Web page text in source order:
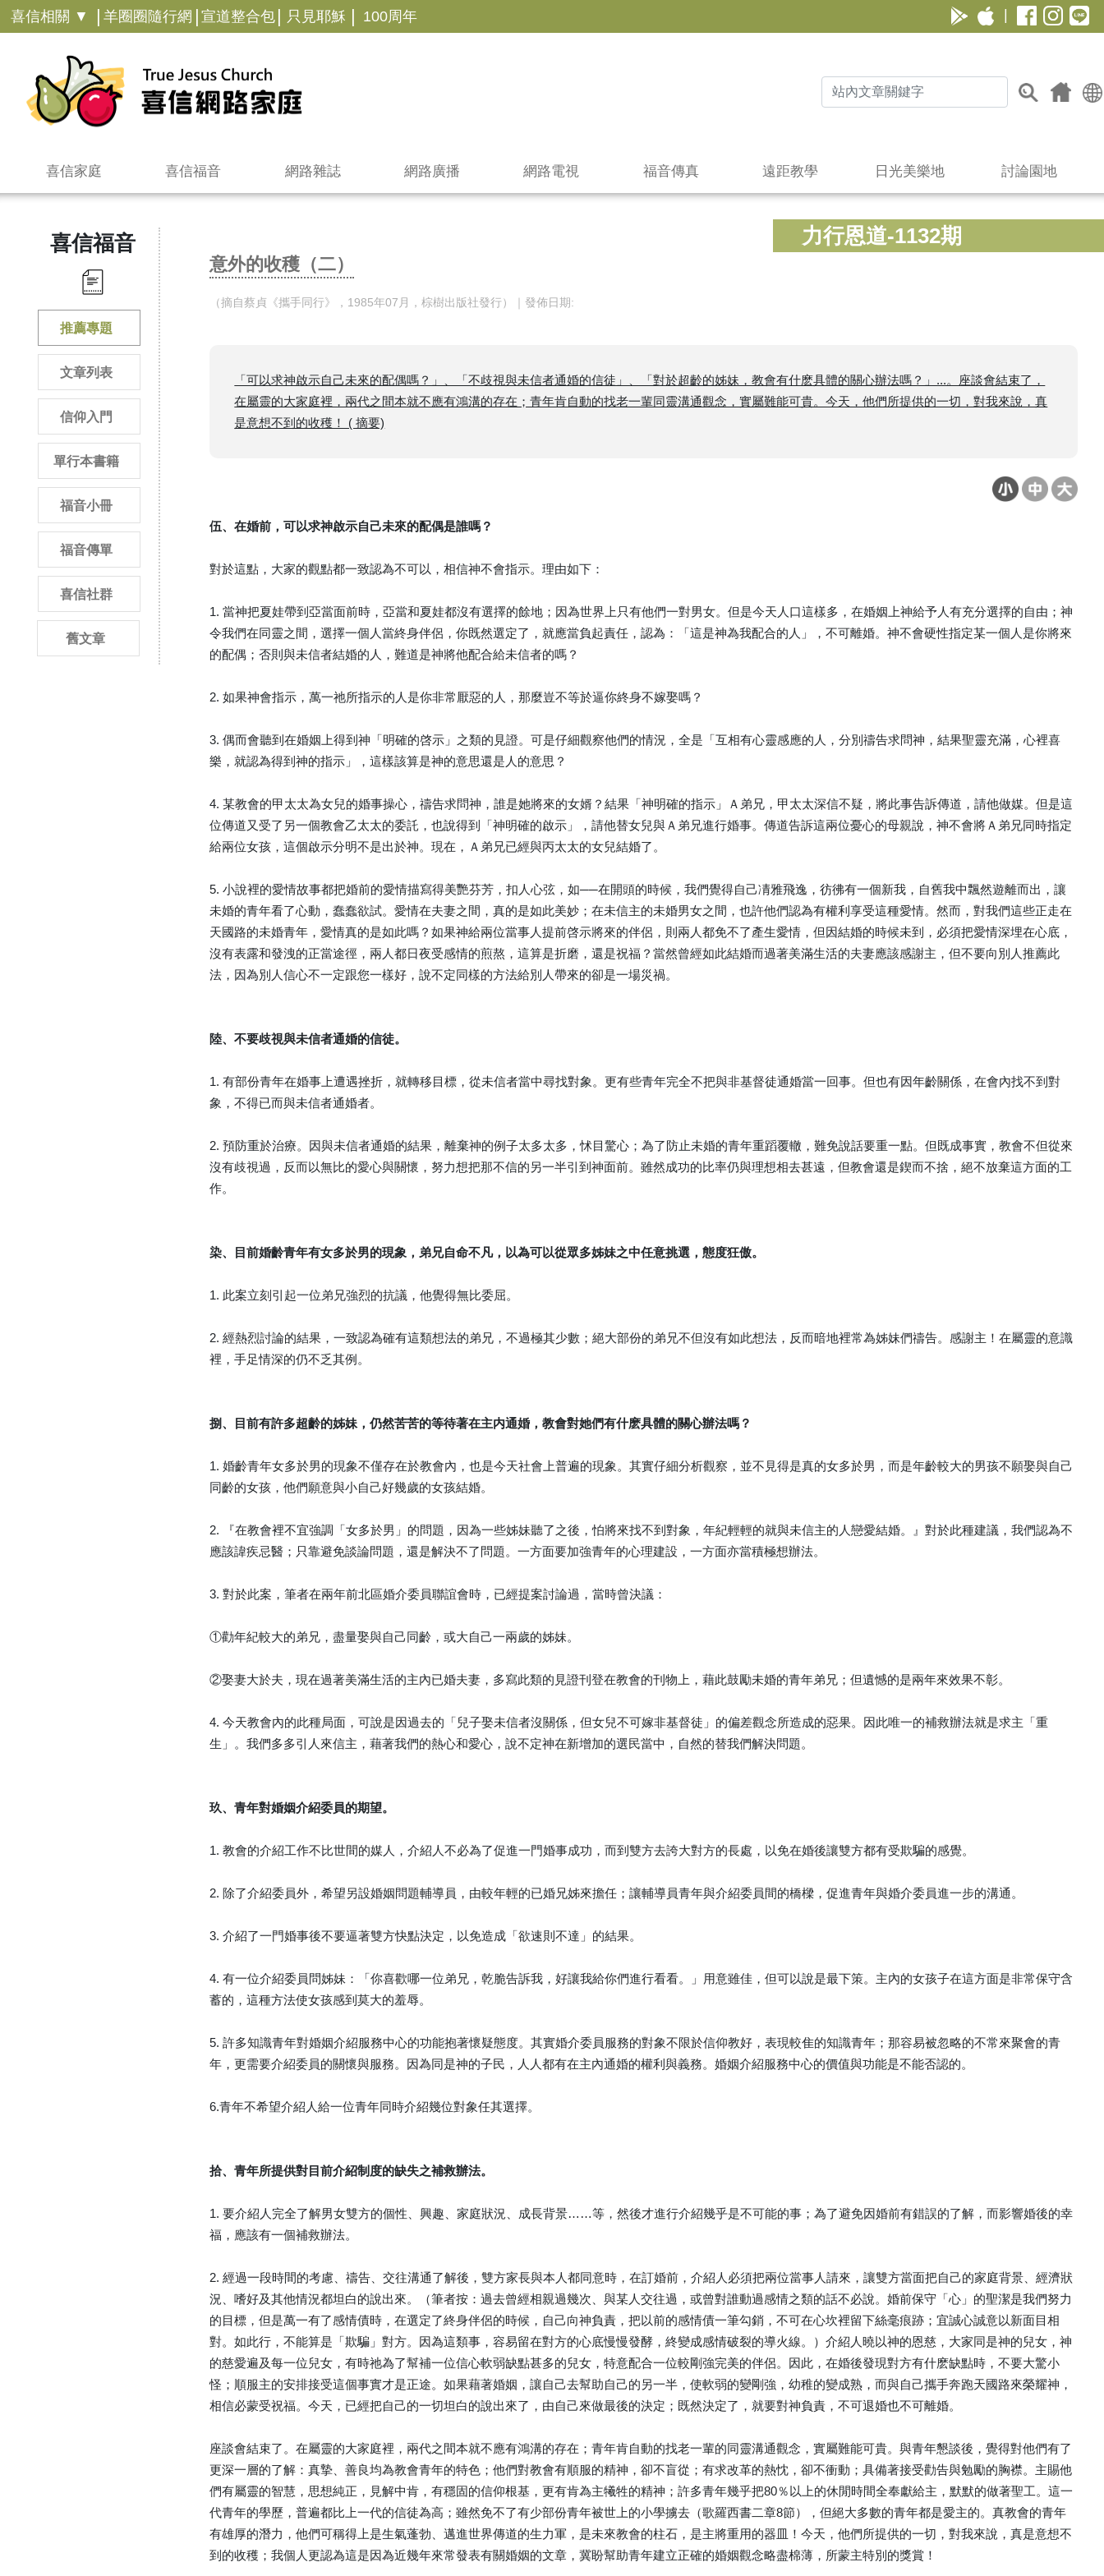
喜信相關 ▼ | 羊圈圈隨行網 | 宣道整合包 | 只見耶穌 | 100周年
喜信家庭 喜信福音 網路雜誌 網路廣播 網路電視 福音傳真 遠距教學 日光美樂地 討論園地
力行恩道-1132期
喜信福音
推薦專題
文章列表
信仰入門
單行本書籍
福音小冊
福音傳單
喜信社群
舊文章
意外的收穫（二）
（摘自蔡貞《攜手同行》，1985年07月，棕樹出版社發行）｜發佈日期:
「可以求神啟示自己未來的配偶嗎？」、「不歧視與未信者通婚的信徒」、「對於超齡的姊妹，教會有什麽具體的關心辦法嗎？」...。座談會結束了，
在屬靈的大家庭裡，兩代之間本就不應有鴻溝的存在；青年肯自動的找老一輩同靈溝通觀念，實屬難能可貴。今天，他們所提供的一切，對我來說，真
是意想不到的收穫！ ( 摘要)
伍、在婚前，可以求神啟示自己未來的配偶是誰嗎？
對於這點，大家的觀點都一致認為不可以，相信神不會指示。理由如下：
1. 當神把夏娃帶到亞當面前時，亞當和夏娃都沒有選擇的餘地；因為世界上只有他們一對男女。但是今天人口這樣多，在婚姻上神給予人有充分選擇的自由；神
令我們在同靈之間，選擇一個人當終身伴侶，你既然選定了，就應當負起責任，認為：「這是神為我配合的人」，不可離婚。神不會硬性指定某一個人是你將來
的配偶；否則與未信者結婚的人，難道是神將他配合給未信者的嗎？
2. 如果神會指示，萬一祂所指示的人是你非常厭惡的人，那麼豈不等於逼你終身不嫁娶嗎？
3. 偶而會聽到在婚姻上得到神「明確的啓示」之類的見證。可是仔細觀察他們的情況，全是「互相有心靈感應的人，分別禱告求問神，結果聖靈充滿，心裡喜
樂，就認為得到神的指示」，這樣該算是神的意思還是人的意思？
4. 某教會的甲太太為女兒的婚事操心，禱告求問神，誰是她將來的女婿？結果「神明確的指示」Ａ弟兄，甲太太深信不疑，將此事告訴傳道，請他做媒。但是這
位傳道又受了另一個教會乙太太的委託，也說得到「神明確的啟示」，請他替女兒與Ａ弟兄進行婚事。傳道告訴這兩位憂心的母親說，神不會將Ａ弟兄同時指定
給兩位女孩，這個啟示分明不是出於神。現在，Ａ弟兄已經與丙太太的女兒結婚了。
5. 小說裡的愛情故事都把婚前的愛情描寫得美艷芬芳，扣人心弦，如──在開頭的時候，我們覺得自己凊雅飛逸，彷彿有一個新我，自舊我中飄然遊離而出，讓
未婚的青年看了心動，蠢蠢欲試。愛情在夫妻之間，真的是如此美妙；在未信主的未婚男女之間，也許他們認為有權利享受這種愛情。然而，對我們這些正走在
天國路的未婚青年，愛情真的是如此嗎？如果神給兩位當事人提前啓示將來的伴侶，則兩人都免不了產生愛情，但因結婚的時候未到，必須把愛情深埋在心底，
沒有表露和發洩的正當途徑，兩人都日夜受感情的煎熬，這算是折磨，還是祝福？當然曾經如此結婚而過著美滿生活的夫妻應該感謝主，但不要向別人推薦此
法，因為別人信心不一定跟您一樣好，說不定同樣的方法給別人帶來的卻是一場災禍。
陸、不要歧視與未信者通婚的信徒。
1. 有部份青年在婚事上遭遇挫折，就轉移目標，從未信者當中尋找對象。更有些青年完全不把與非基督徒通婚當一回事。但也有因年齡關係，在會內找不到對
象，不得已而與未信者通婚者。
2. 預防重於治療。因與未信者通婚的結果，離棄神的例子太多太多，怵目驚心；為了防止未婚的青年重蹈覆轍，難免說話要重一點。但既成事實，教會不但從來
沒有歧視過，反而以無比的愛心與關懷，努力想把那不信的另一半引到神面前。雖然成功的比率仍與理想相去甚遠，但教會還是鍥而不捨，絕不放棄這方面的工
作。
染、目前婚齡青年有女多於男的現象，弟兄自命不凡，以為可以從眾多姊妹之中任意挑選，態度狂傲。
1. 此案立刻引起一位弟兄強烈的抗議，他覺得無比委屈。
2. 經熱烈討論的結果，一致認為確有這類想法的弟兄，不過極其少數；絕大部份的弟兄不但沒有如此想法，反而暗地裡常為姊妹們禱告。感謝主！在屬靈的意識
裡，手足情深的仍不乏其例。
捌、目前有許多超齡的姊妹，仍然苦苦的等待著在主内通婚，教會對她們有什麽具體的關心辦法嗎？
1. 婚齡青年女多於男的現象不僅存在於教會內，也是今天社會上普遍的現象。其實仔細分析觀察，並不見得是真的女多於男，而是年齡較大的男孩不願娶與自己
同齡的女孩，他們願意與小自己好幾歲的女孩結婚。
2. 『在教會裡不宜強調「女多於男」的問題，因為一些姊妹聽了之後，怕將來找不到對象，年紀輕輕的就與未信主的人戀愛結婚。』對於此種建議，我們認為不
應該諱疾忌醫；只靠避免談論問題，還是解決不了問題。一方面要加強青年的心理建設，一方面亦當積極想辦法。
3. 對於此案，筆者在兩年前北區婚介委員聯誼會時，已經提案討論過，當時曾決議：
①勸年紀較大的弟兄，盡量娶與自己同齡，或大自己一兩歲的姊妹。
②娶妻大於夫，現在過著美滿生活的主內已婚夫妻，多寫此類的見證刊登在教會的刊物上，藉此鼓勵未婚的青年弟兄；但遺憾的是兩年來效果不彰。
4. 今天教會內的此種局面，可說是因過去的「兒子娶未信者沒關係，但女兒不可嫁非基督徒」的偏差觀念所造成的惡果。因此唯一的補救辦法就是求主「重
生」。我們多多引人來信主，藉著我們的熱心和愛心，說不定神在新增加的選民當中，自然的替我們解決問題。
玖、青年對婚姻介紹委員的期望。
1. 教會的介紹工作不比世間的媒人，介紹人不必為了促進一門婚事成功，而到雙方去誇大對方的長處，以免在婚後讓雙方都有受欺騙的感覺。
2. 除了介紹委員外，希望另設婚姻問題輔導員，由較年輕的已婚兄姊來擔任；讓輔導員青年與介紹委員間的橋樑，促進青年與婚介委員進一步的溝通。
3. 介紹了一門婚事後不要逼著雙方快點決定，以免造成「欲速則不達」的結果。
4. 有一位介紹委員問姊妹：「你喜歡哪一位弟兄，乾脆告訴我，好讓我給你們進行看看。」用意雖佳，但可以說是最下策。主內的女孩子在這方面是非常保守含
蓄的，這種方法使女孩感到莫大的羞辱。
5. 許多知識青年對婚姻介紹服務中心的功能抱著懷疑態度。其實婚介委員服務的對象不限於信仰教好，表現較隹的知識青年；那容易被忽略的不常來聚會的青
年，更需要介紹委員的關懷與服務。因為同是神的子民，人人都有在主內通婚的權利與義務。婚姻介紹服務中心的價值與功能是不能否認的。
6.青年不希望介紹人給一位青年同時介紹幾位對象任其選擇。
拾、青年所提供對目前介紹制度的缺失之補救辦法。
1. 要介紹人完全了解男女雙方的個性、興趣、家庭狀況、成長背景……等，然後才進行介紹幾乎是不可能的事；為了避免因婚前有錯誤的了解，而影響婚後的幸
福，應該有一個補救辦法。
2. 經過一段時間的考慮、禱告、交往溝通了解後，雙方家長與本人都同意時，在訂婚前，介紹人必須把兩位當事人請來，讓雙方當面把自己的家庭背景、經濟狀
況、嗜好及其他情況都坦白的說出來。（筆者按：過去曾經相親過幾次、與某人交往過，或曾對誰動過感情之類的話不必說。婚前保守「心」的聖潔是我們努力
的目標，但是萬一有了感情債時，在選定了終身伴侶的時候，自己向神負責，把以前的感情債一筆勾銷，不可在心坎裡留下絲毫痕跡；宜誠心誠意以新面目相
對。如此行，不能算是「欺騙」對方。因為這類事，容易留在對方的心底慢慢發酵，終變成感情破裂的導火線。）介紹人曉以神的恩慈，大家同是神的兒女，神
的慈愛遍及每一位兒女，有時祂為了幫補一位信心軟弱缺點甚多的兒女，特意配合一位較剛強完美的伴侶。因此，在婚後發現對方有什麽缺點時，不要大驚小
怪；順服主的安排接受這個事實才是正途。如果藉著婚姻，讓自己去幫助自己的另一半，使軟弱的變剛強，幼稚的變成熟，而與自己攜手奔跑天國路來榮耀神，
相信必蒙受祝福。今天，已經把自己的一切坦白的說出來了，由自己來做最後的決定；既然決定了，就要對神負責，不可退婚也不可離婚。
座談會結束了。在屬靈的大家庭裡，兩代之間本就不應有鴻溝的存在；青年肯自動的找老一輩的同靈溝通觀念，實屬難能可貴。與青年懇談後，覺得對他們有了
更深一層的了解：真摯、善良均為教會青年的特色；他們對教會有順服的精神，卻不盲從；有求改革的熱忱，卻不衝動；具備著接受勸告與勉勵的胸襟。主賜他
們有屬靈的智慧，思想純正，見解中肯，有穩固的信仰根基，更有肯為主犧牲的精神；許多青年幾乎把80％以上的休閒時間全奉獻給主，默默的做著聖工。這一
代青年的學歷，普遍都比上一代的信徒為高；雖然免不了有少部份青年被世上的小學擄去（歌羅西書二章8節），但絕大多數的青年都是愛主的。真教會的青年
有雄厚的潛力，他們可稱得上是生氣蓬勃、邁進世界傳道的生力軍，是未來教會的柱石，是主將重用的器皿！今天，他們所提供的一切，對我來說，真是意想不
到的收穫；我個人更認為這是因為近幾年來常發表有關婚姻的文章，冀盼幫助青年建立正確的婚姻觀念略盡棉薄，所蒙主特別的獎賞！